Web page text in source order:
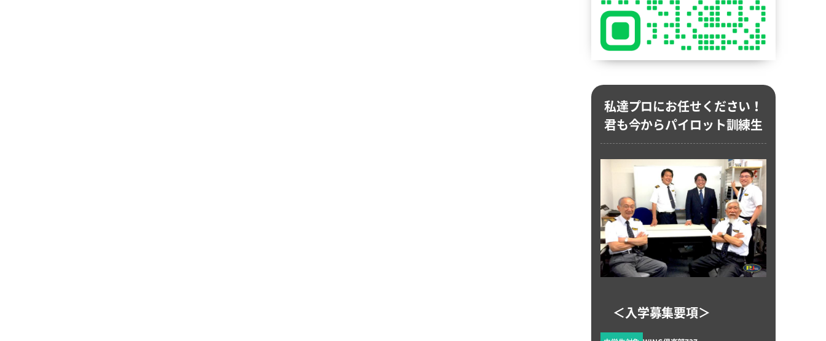
私達プロにお任せください！
君も今からパイロット訓練生
＜入学募集要項＞